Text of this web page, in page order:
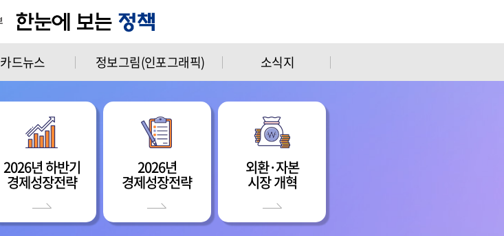
카드뉴스 정보그림(인포그래픽) 소식지
2026년 하반기
경제성장전략
2026년
경제성장전략
외환·자본
시장 개혁